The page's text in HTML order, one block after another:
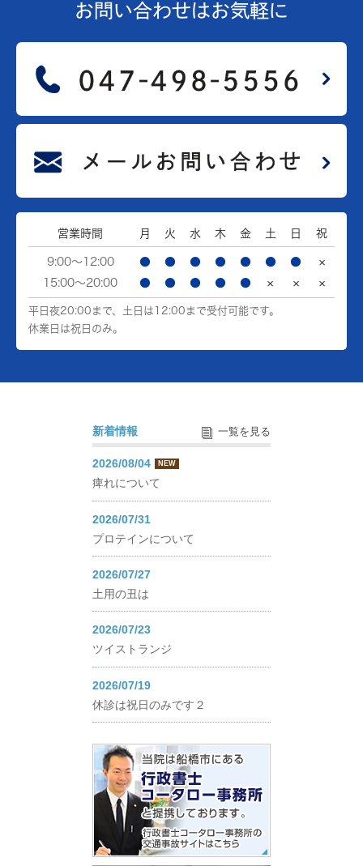
お問い合わせはお気軽に
営業時間 月 火 水 木 金 土 日 祝
9:00～12:00 ● ● ● ● ● ● ●
×
15:00～20:00
● ● ● ● ● × × ×
平日夜20:00まで、土日は12:00まで受付可能です。
休業日は祝日のみ。
新着情報 一覧を見る
2026/08/04 NEW
痺れについて
2026/07/31
プロテインについて
2026/07/27
土用の丑は
2026/07/23
ツイストランジ
2026/07/19
休診は祝日のみです２